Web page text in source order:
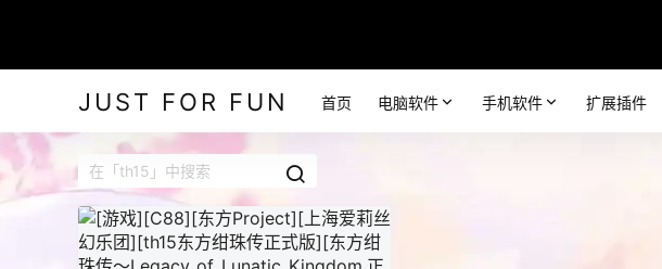
JUST FOR FUN 首页 电脑软件 手机软件 扩展插件